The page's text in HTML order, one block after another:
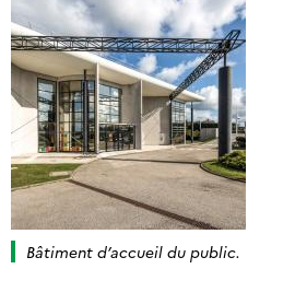
Bâtiment d’accueil du public.